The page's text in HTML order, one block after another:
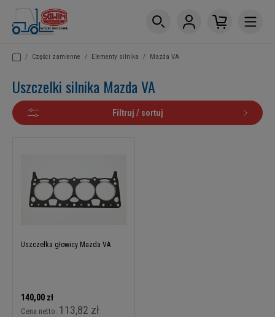
/ Części zamienne / Elementy silnika / Mazda VA
Uszczelki silnika Mazda VA
Filtruj / sortuj
Uszczelka głowicy Mazda VA
140,00 zł
Cena netto: 113,82 zł